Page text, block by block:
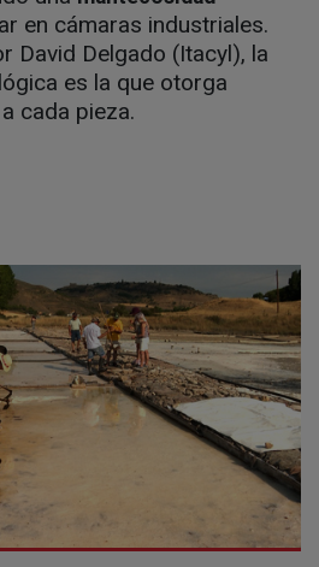
en cámaras industriales.
David Delgado (Itacyl), la
es la que otorga
cada pieza.